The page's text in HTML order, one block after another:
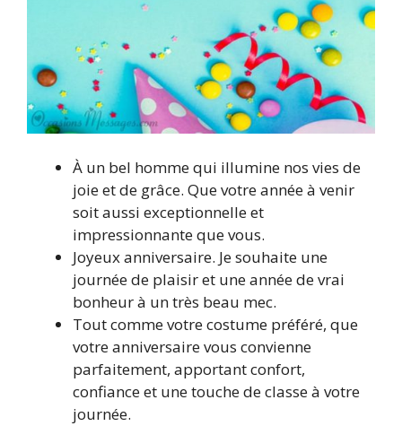
À un bel homme qui illumine nos vies de
joie et de grâce. Que votre année à venir
soit aussi exceptionnelle et
impressionnante que vous.
Joyeux anniversaire. Je souhaite une
journée de plaisir et une année de vrai
bonheur à un très beau mec.
Tout comme votre costume préféré, que
votre anniversaire vous convienne
parfaitement, apportant confort,
confiance et une touche de classe à votre
journée.